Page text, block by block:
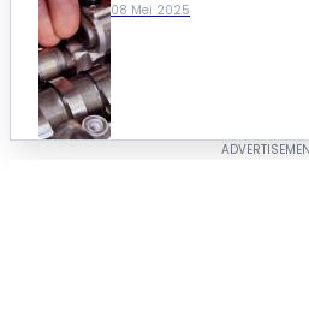
08 Mei 2025